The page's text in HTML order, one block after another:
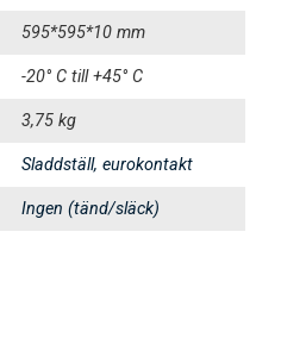
595*595*10 mm
-20° C till +45° C
3,75 kg
Sladdställ, eurokontakt
Ingen (tänd/släck)